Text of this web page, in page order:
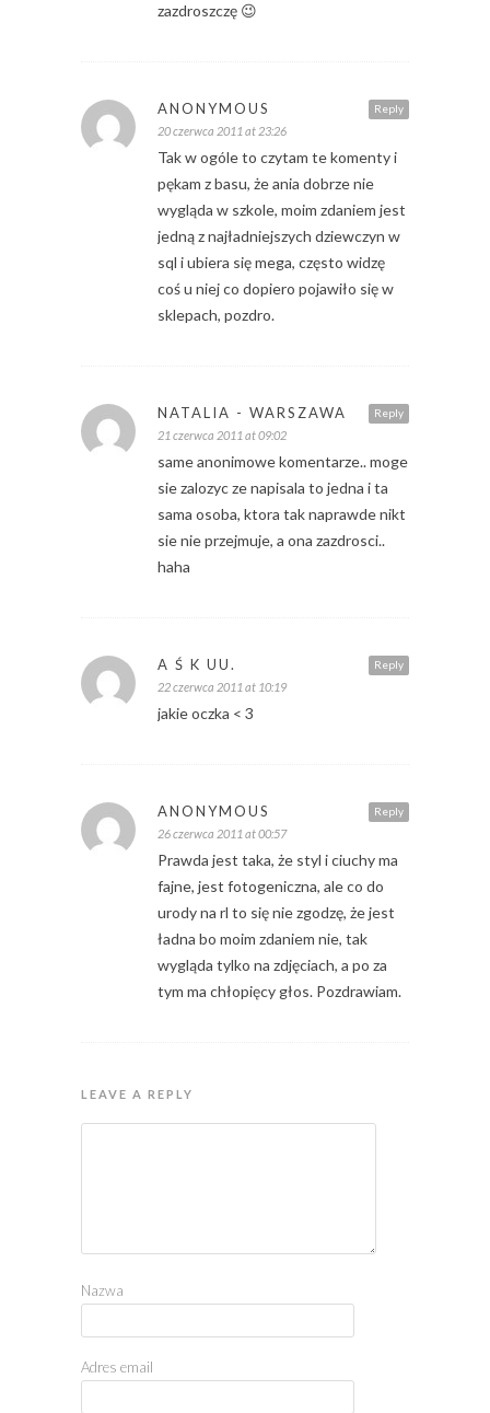
zazdroszczę 😉
Reply
ANONYMOUS
20 czerwca 2011 at 23:26
Tak w ogóle to czytam te komenty i
pękam z basu, że ania dobrze nie
wygląda w szkole, moim zdaniem jest
jedną z najładniejszych dziewczyn w
sql i ubiera się mega, często widzę
coś u niej co dopiero pojawiło się w
sklepach, pozdro.
Reply
NATALIA - WARSZAWA
21 czerwca 2011 at 09:02
same anonimowe komentarze.. moge
sie zalozyc ze napisala to jedna i ta
sama osoba, ktora tak naprawde nikt
sie nie przejmuje, a ona zazdrosci..
haha
Reply
A Ś K UU.
22 czerwca 2011 at 10:19
jakie oczka < 3
Reply
ANONYMOUS
26 czerwca 2011 at 00:57
Prawda jest taka, że styl i ciuchy ma
fajne, jest fotogeniczna, ale co do
urody na rl to się nie zgodzę, że jest
ładna bo moim zdaniem nie, tak
wygląda tylko na zdjęciach, a po za
tym ma chłopięcy głos. Pozdrawiam.
LEAVE A REPLY
Nazwa
Adres email